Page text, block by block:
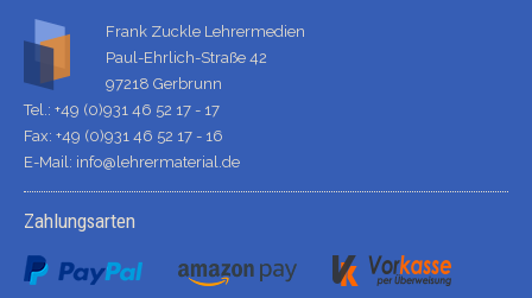
Frank Zuckle Lehrermedien
Paul-Ehrlich-Straße 42
97218 Gerbrunn
Tel.: +49 (0)931 46 52 17 - 17
Fax: +49 (0)931 46 52 17 - 16
E-Mail: info@lehrermaterial.de
Zahlungsarten